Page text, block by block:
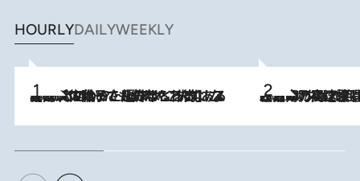
HOURLYDAILYWEEKLY
2026.8.5
【阿川佐和子さんの年とる力】なぜ70代で始めた趣味は“こんなに楽しい”のか？ ピアノ、俳句…スランプに陥っても続けられる“ある秘訣”とは 2026.8.7
「湘南乃風に憧れて」観客大盛上がりの“タオル回し”に、ラッパー顔負けの高速歌唱まで…さだまさし（74）のアグレッシブすぎる現在地